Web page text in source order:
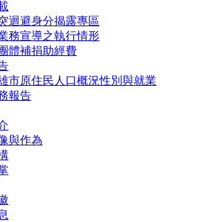
迴避身分揭露專區
務宣導之執行情形
體補捐助經費
市原住民人口概況性別與就業
報告
與作為